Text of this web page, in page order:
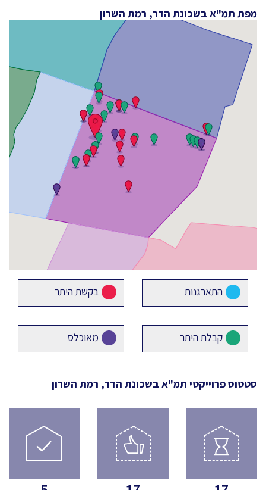
מפת תמ"א בשכונת הדר, רמת השרון
התארגנות בקשת היתר
קבלת היתר מאוכלס
סטטוס פרוייקטי תמ"א בשכונת הדר, רמת השרון